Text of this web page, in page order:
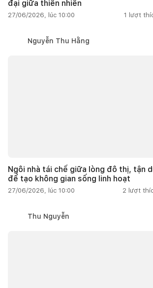
đại giữa thiên nhiên
27/06/2026, lúc 10:00 1 lượt
Nguyễn Thu Hằng
Ngôi nhà tái chế giữa lòng đô thị, tận
để tạo không gian sống linh hoạt
27/06/2026, lúc 10:00 2 lượt
Thu Nguyễn